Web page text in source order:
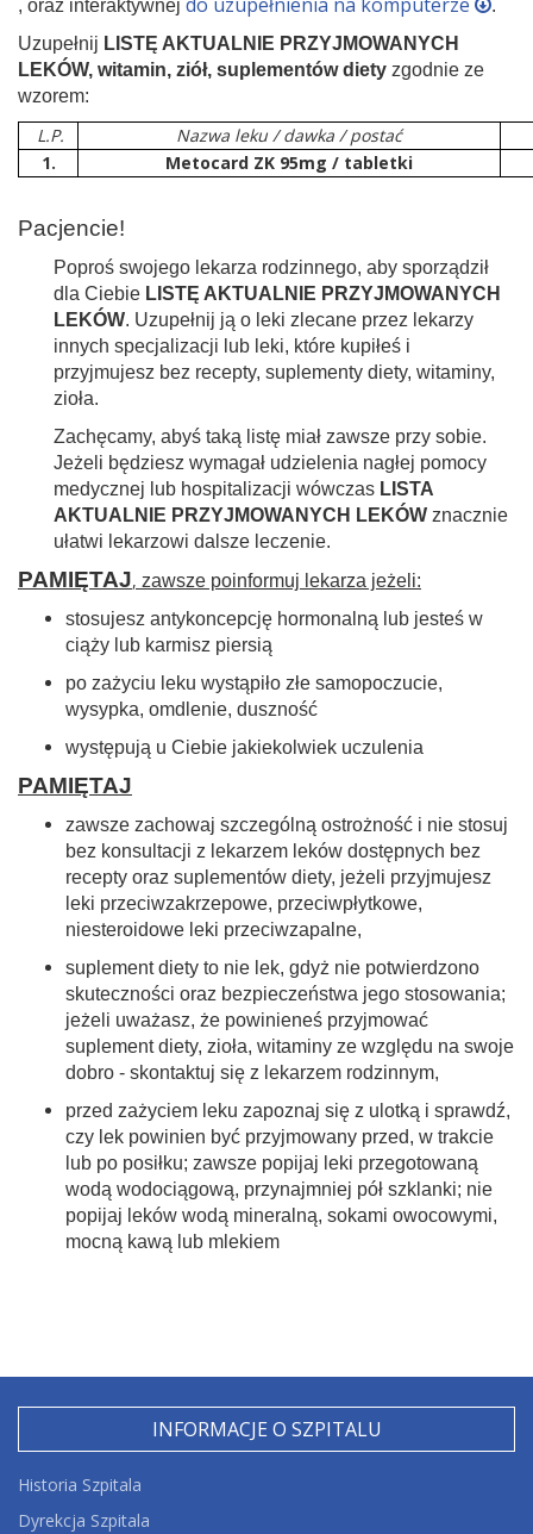
, oraz interaktywnej
.
Uzupełnij LISTĘ AKTUALNIE PRZYJMOWANYCH
LEKÓW, witamin, ziół, suplementów diety zgodnie ze
wzorem:
L.P.
Nazwa leku / dawka / postać
1.
Metocard ZK 95mg / tabletki
Pacjencie!
Poproś swojego lekarza rodzinnego, aby sporządził
dla Ciebie LISTĘ AKTUALNIE PRZYJMOWANYCH
LEKÓW. Uzupełnij ją o leki zlecane przez lekarzy
innych specjalizacji lub leki, które kupiłeś i
przyjmujesz bez recepty, suplementy diety, witaminy,
zioła.
Zachęcamy, abyś taką listę miał zawsze przy sobie.
Jeżeli będziesz wymagał udzielenia nagłej pomocy
medycznej lub hospitalizacji wówczas LISTA
AKTUALNIE PRZYJMOWANYCH LEKÓW znacznie
ułatwi lekarzowi dalsze leczenie.
PAMIĘTAJ, zawsze poinformuj lekarza jeżeli:
stosujesz antykoncepcję hormonalną lub jesteś w
ciąży lub karmisz piersią
po zażyciu leku wystąpiło złe samopoczucie,
wysypka, omdlenie, duszność
występują u Ciebie jakiekolwiek uczulenia
PAMIĘTAJ
zawsze zachowaj szczególną ostrożność i nie stosuj
bez konsultacji z lekarzem leków dostępnych bez
recepty oraz suplementów diety, jeżeli przyjmujesz
leki przeciwzakrzepowe, przeciwpłytkowe,
niesteroidowe leki przeciwzapalne,
suplement diety to nie lek, gdyż nie potwierdzono
skuteczności oraz bezpieczeństwa jego stosowania;
jeżeli uważasz, że powinieneś przyjmować
suplement diety, zioła, witaminy ze względu na swoje
dobro - skontaktuj się z lekarzem rodzinnym,
przed zażyciem leku zapoznaj się z ulotką i sprawdź,
czy lek powinien być przyjmowany przed, w trakcie
lub po posiłku; zawsze popijaj leki przegotowaną
wodą wodociągową, przynajmniej pół szklanki; nie
popijaj leków wodą mineralną, sokami owocowymi,
mocną kawą lub mlekiem
INFORMACJE O SZPITALU
Historia Szpitala
Dyrekcja Szpitala